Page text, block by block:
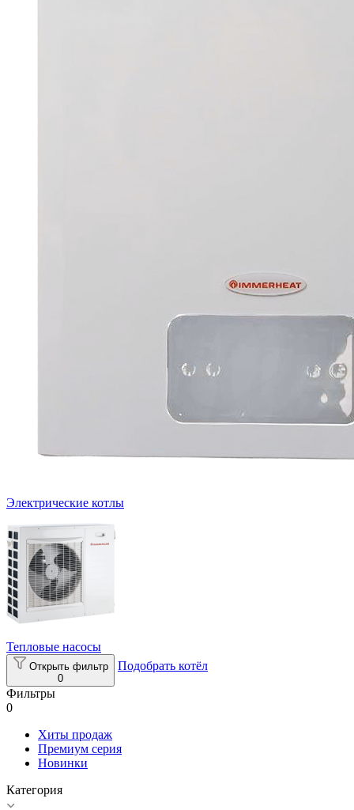
Электрические котлы
Тепловые насосы
Открыть фильтр
0
Подобрать котёл
Фильтры
0
Хиты продаж
Премиум серия
Новинки
Категория